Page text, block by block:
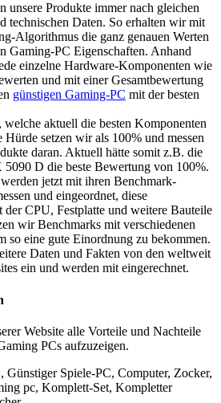
unsere Produkte immer nach gleichen
technischen Daten. So erhalten wir mit
Algorithmus die ganz genauen Werten
Gaming-PC Eigenschaften. Anhand
einzelne Hardware-Komponenten wie
und mit einer Gesamtbewertung
günstigen Gaming-PC mit der besten
aktuell die besten Komponenten
setzen wir als 100% und messen
daran. Aktuell hätte somit z.B. die
D die beste Bewertung von 100%.
jetzt mit ihren Benchmark-
und eingeordnet, diese
CPU, Festplatte und weitere Bauteile
wir Benchmarks mit verschiedenen
so eine gute Einordnung zu bekommen.
Daten und Fakten von den weltweit
ein und werden mit eingerechnet.
Website alle Vorteile und Nachteile
PCs aufzuzeigen.
Günstiger Spiele-PC, Computer, Zocker,
pc, Komplett-Set, Kompletter